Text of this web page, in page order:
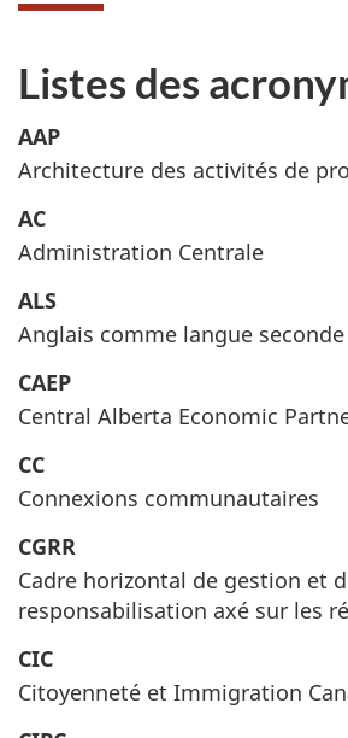
Listes des
AAP
Architecture des activités de
AC
Administration Centrale
ALS
Anglais comme langue seconde
CAEP
Central Alberta Economic
CC
Connexions communautaires
CGRR
Cadre horizontal de gestion et
responsabilisation axé sur les
CIC
Citoyenneté et Immigration